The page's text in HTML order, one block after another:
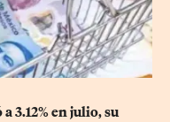
3.12% en julio, su